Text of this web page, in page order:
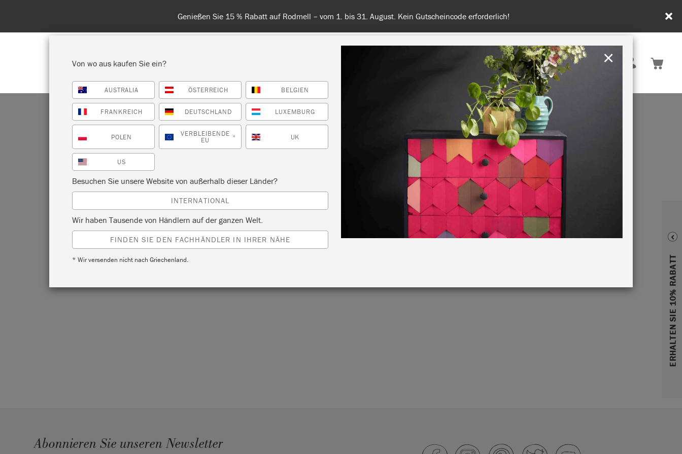
Entdecken Sie unsere Farben – kostenlose Farbkarte jetzt bestellen. Versandkostenfrei
Deutschland
ALLE PRODUKTE ANZEIGEN FARBE ALLE FARBEN TIPPS & INSPIRATION NACHHALTIGKEIT
ERHALTEN SIE 10% RABATT
Abonnieren Sie unseren Newsletter
Von wo aus kaufen Sie ein?
AUSTRALIA ÖSTERREICH BELGIEN
FRANKREICH DEUTSCHLAND LUXEMBURG
POLEN VERBLEIBENDE
EU * UK
US
Besuchen Sie unsere Website von außerhalb dieser Länder?
INTERNATIONAL
Wir haben Tausende von Händlern auf der ganzen Welt.
FINDEN SIE DEN FACHHÄNDLER IN IHRER NÄHE
* Wir versenden nicht nach Griechenland.
×